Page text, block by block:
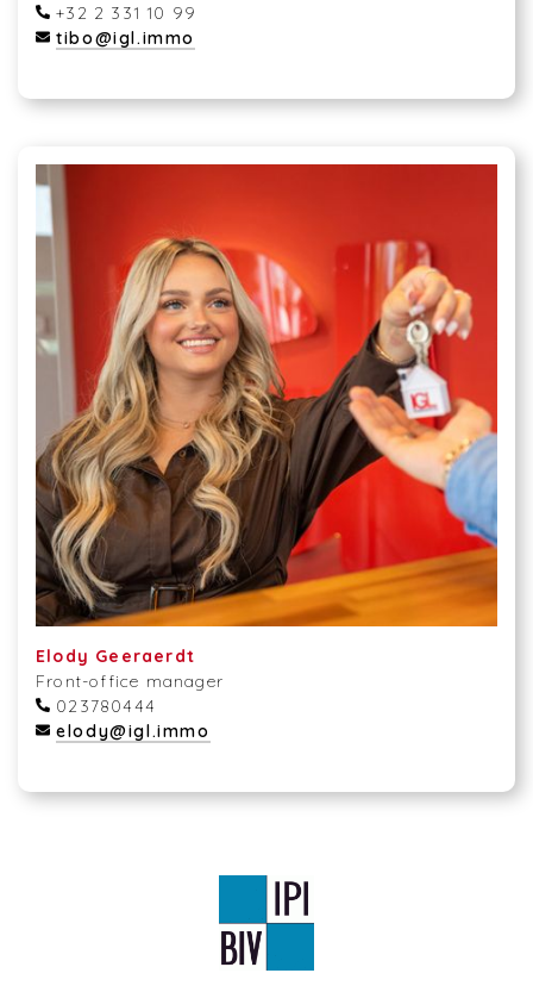
+32 2 331 10 99
tibo@igl.immo
Elody Geeraerdt
Front-office manager
023780444
elody@igl.immo